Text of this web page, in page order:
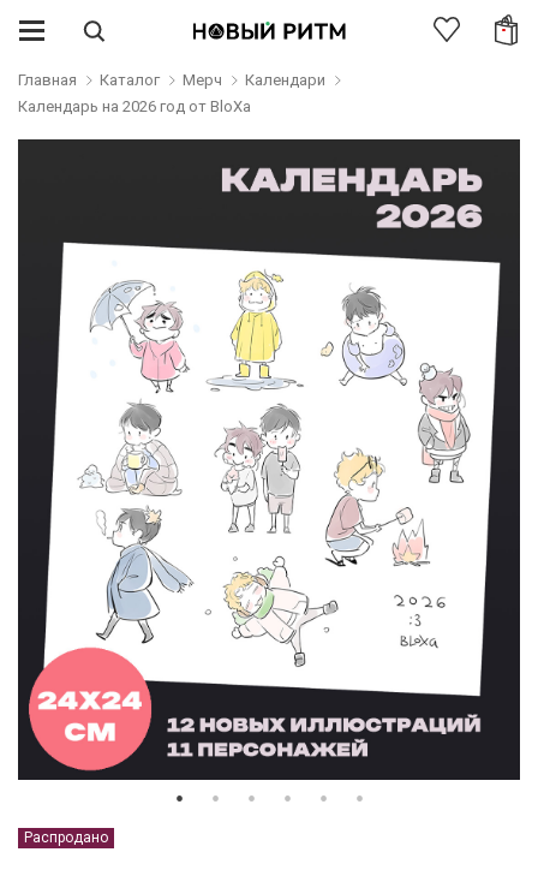
Главная Каталог Мерч
Календари
Календарь на 2026 год от BloXa
Распродано